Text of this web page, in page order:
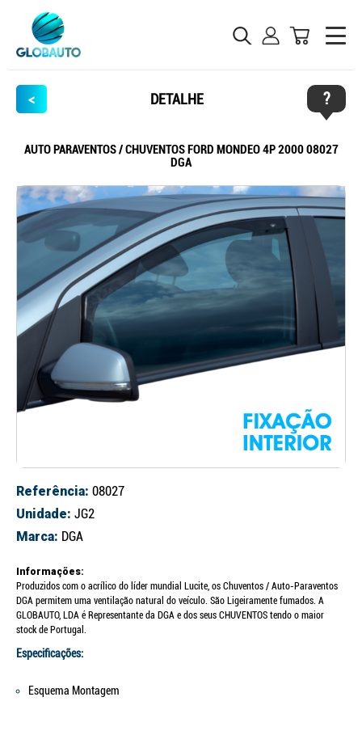
< DETALHE ?
AUTO PARAVENTOS / CHUVENTOS FORD MONDEO 4P 2000 08027
DGA
Referência: 08027
Unidade: JG2
Marca: DGA
Informações:
Produzidos com o acrílico do líder mundial Lucite, os Chuventos / Auto-Paraventos
DGA permitem uma ventilação natural do veículo. São Ligeiramente fumados. A
GLOBAUTO, LDA é Representante da DGA e dos seus CHUVENTOS tendo o maior
stock de Portugal.
Especificações:
Esquema Montagem